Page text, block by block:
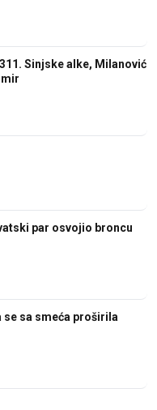
Sinjske alke, Milanović
par osvojio broncu
se sa smeća proširila